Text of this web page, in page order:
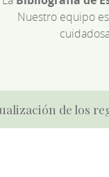
Nuestro equipo
de los